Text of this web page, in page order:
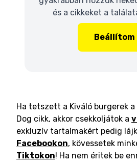
és a cikkeket a
Beállítom
Ha tetszett a Kiváló burgerek
Dog cikk, akkor csekkoljátok a
exkluzív tartalmakért pedig
Facebookon, kövessetek
Tiktokon! Ha nem éritek be